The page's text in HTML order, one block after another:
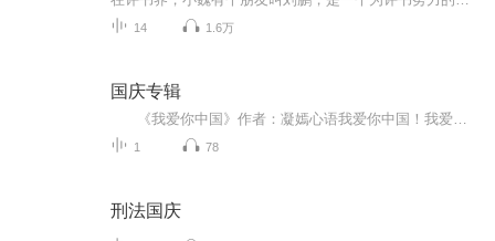
14 1.6万
国庆专辑
1 78
刑法国庆